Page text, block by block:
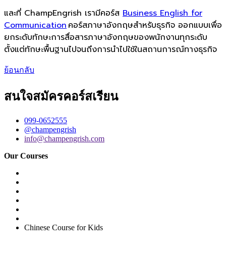
และที่ ChampEngrish เรามีคอร์ส Business English for
Communicationคอร์สภาษาอังกฤษสำหรับธุรกิจ ออกแบบเพื่อ
ยกระดับทักษะการสื่อสารภาษาอังกฤษของพนักงานทุกระดับ
ตั้งแต่ทักษะพื้นฐานไปจนถึงการนำไปใช้ในสถานการณ์ทางธุรกิจ
ย้อนกลับ
สนใจสมัครคอร์สเรียน
099-0652555
@champengrish
info@champengrish.com
Our Courses
Chinese Course for Kids